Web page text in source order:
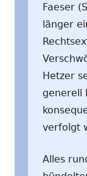
Faeser
länger
Hetzer
generell
verfolgt
Alles